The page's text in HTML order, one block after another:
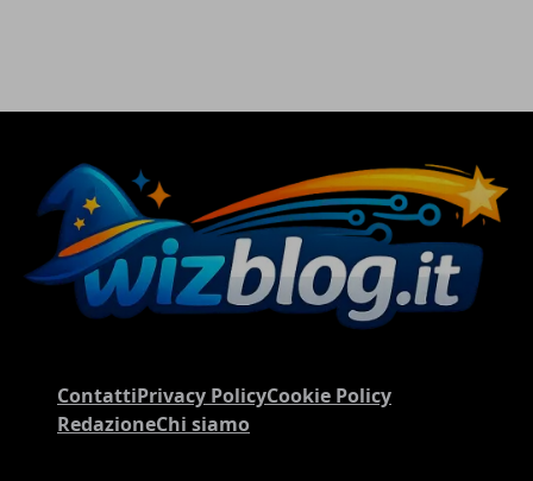
ContattiPrivacy PolicyCookie Policy
RedazioneChi siamo